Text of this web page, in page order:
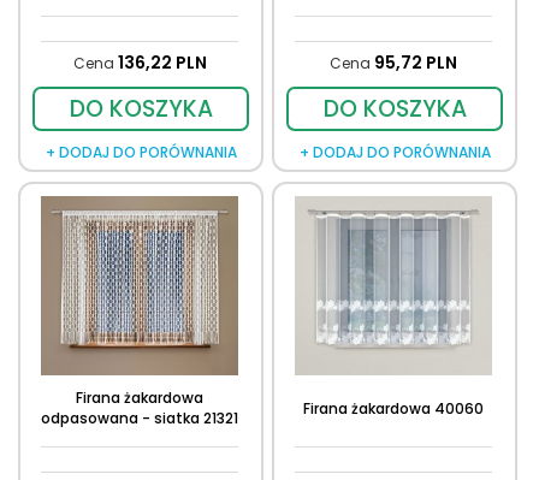
Cena 136,22 PLN
DO KOSZYKA
+ DODAJ DO PORÓWNANIA
Cena 95,72 PLN
DO KOSZYKA
+ DODAJ DO PORÓWNANIA
Firana żakardowa
odpasowana - siatka 21321
Firana żakardowa 40060